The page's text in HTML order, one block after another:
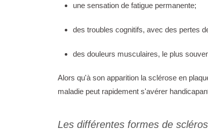
une sensation de fatigue permanente;
des troubles cognitifs, avec des pertes
des douleurs musculaires, le plus
Alors qu'à son apparition la sclérose en
maladie peut rapidement s'avérer
Les différentes formes de